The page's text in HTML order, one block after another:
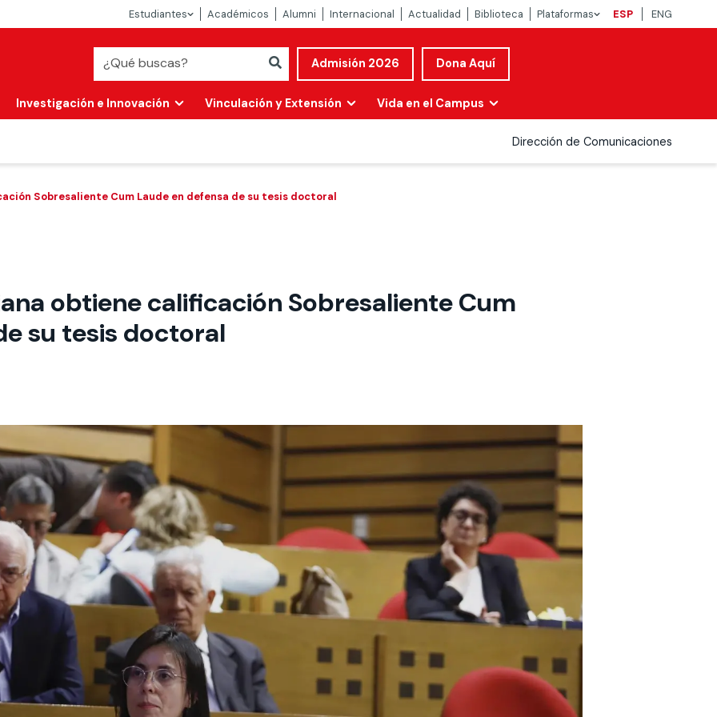
Estudiantes Académicos Alumni Internacional Actualidad Biblioteca Plataformas ESP ENG
Admisión 2026 Dona Aquí
Investigación e Innovación Vinculación y Extensión Vida en el Campus
Dirección de Comunicaciones
Sobresaliente Cum Laude en defensa de su tesis doctoral
obtiene calificación Sobresaliente Cum
su tesis doctoral